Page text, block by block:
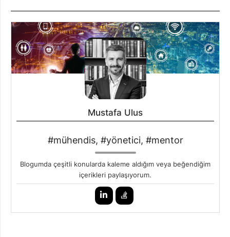
Mustafa Ulus
#mühendis, #yönetici, #mentor
Blogumda çeşitli konularda kaleme aldığım veya beğendiğim
içerikleri paylaşıyorum.